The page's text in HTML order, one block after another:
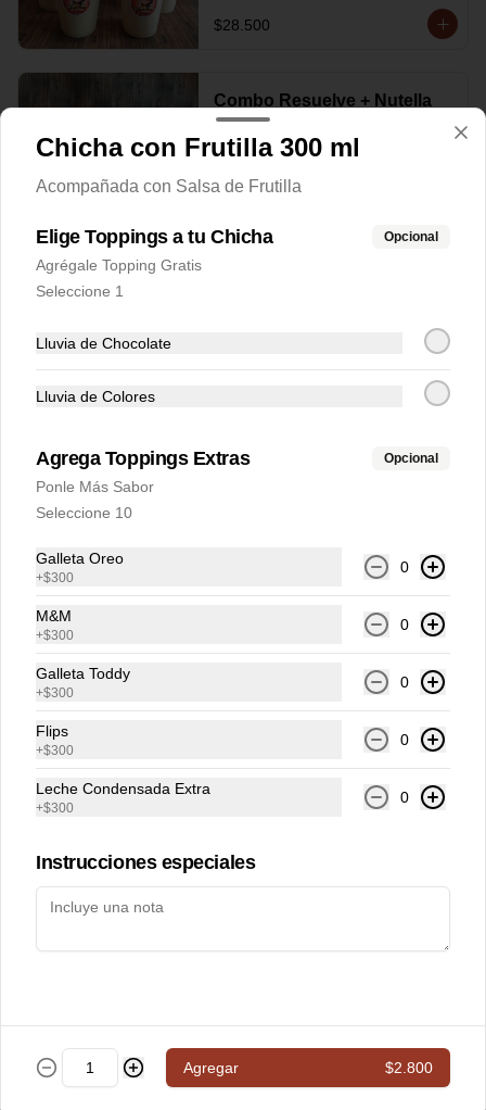
$28.500
Combo Resuelve + Nutella
Con la Compra de 2 Chichas de 500ml
cada una, llévate Gratis 1 de 300ml, más
un cremoso borde de nutella en cada
vaso
Conócenos
Redes sociales
Chicha con Frutilla 300 ml
Acompañada con Salsa de Frutilla
Elige Toppings a tu Chicha Opcional
Agrégale Topping Gratis
Seleccione 1
Lluvia de Chocolate
Lluvia de Colores
Agrega Toppings Extras Opcional
Ponle Más Sabor
Seleccione 10
Galleta Oreo
+$300
0
M&M
+$300
0
Galleta Toddy
+$300
0
Flips
+$300
0
Leche Condensada Extra
+$300
0
Instrucciones especiales
Agregar $2.800